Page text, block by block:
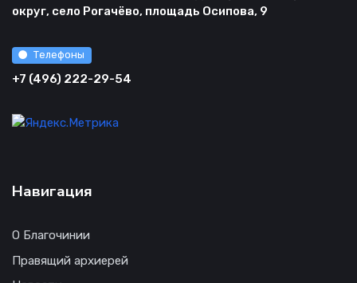
округ, село Рогачёво, площадь Осипова, 9
Телефоны
+7 (496) 222-29-54
Навигация
О Благочинии
Правящий архиерей